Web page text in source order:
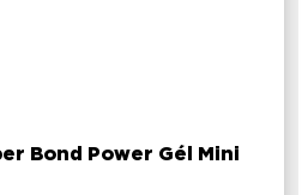
Bond Power Gél Mini